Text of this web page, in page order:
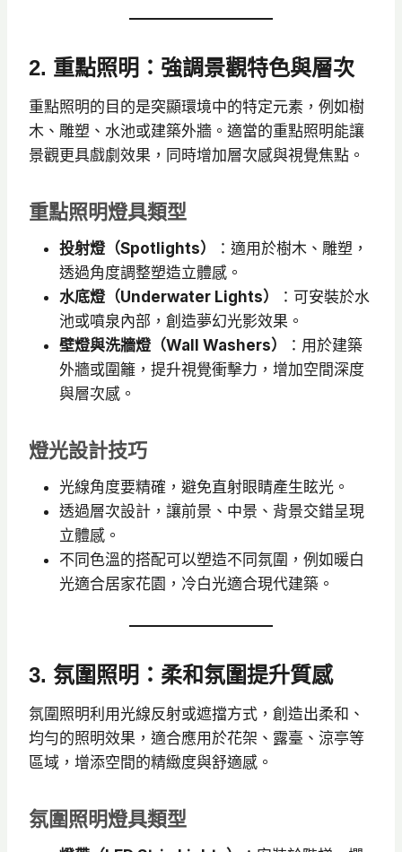
2. 重點照明：強調景觀特色與層次
重點照明的目的是突顯環境中的特定元素，例如樹
木、雕塑、水池或建築外牆。適當的重點照明能讓
景觀更具戲劇效果，同時增加層次感與視覺焦點。
重點照明燈具類型
投射燈（Spotlights）
：適用於樹木、雕塑，
透過角度調整塑造立體感。
水底燈（Underwater Lights）
：可安裝於水
池或噴泉內部，創造夢幻光影效果。
壁燈與洗牆燈（Wall Washers）
：用於建築
外牆或圍籬，提升視覺衝擊力，增加空間深度
與層次感。
燈光設計技巧
光線角度要精確，避免直射眼睛產生眩光。
透過層次設計，讓前景、中景、背景交錯呈現
立體感。
不同色溫的搭配可以塑造不同氛圍，例如暖白
光適合居家花園，冷白光適合現代建築。
3. 氛圍照明：柔和氛圍提升質感
氛圍照明利用光線反射或遮擋方式，創造出柔和、
均勻的照明效果，適合應用於花架、露臺、涼亭等
區域，增添空間的精緻度與舒適感。
氛圍照明燈具類型